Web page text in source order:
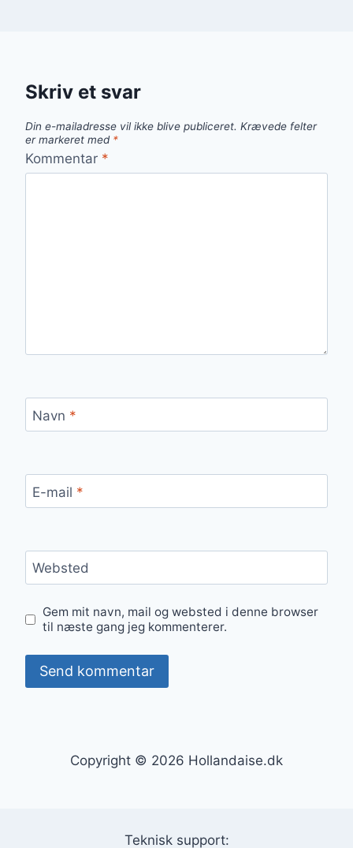
Skriv et svar
Din e-mailadresse vil ikke blive publiceret. Krævede felter
er markeret med *
Kommentar *
Navn *
E-mail *
Websted
Gem mit navn, mail og websted i denne browser
til næste gang jeg kommenterer.
Copyright © 2026 Hollandaise.dk
Teknisk support: